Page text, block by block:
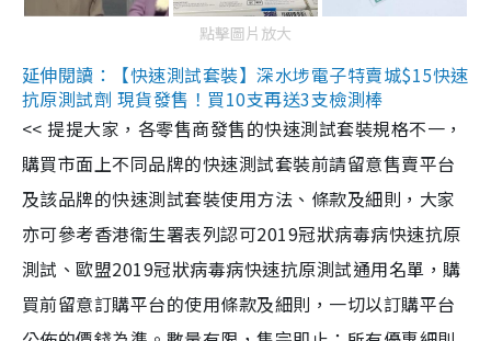
點擊圖片放大
延伸閱讀：【快速測試套裝】深水埗電子特賣城$15快速
抗原測試劑 現貨發售！買10支再送3支檢測棒
<< 提提大家，各零售商發售的快速測試套裝規格不一，
購買市面上不同品牌的快速測試套裝前請留意售賣平台
及該品牌的快速測試套裝使用方法、條款及細則，大家
亦可參考香港衞生署表列認可2019冠狀病毒病快速抗原
測試、歐盟2019冠狀病毒病快速抗原測試通用名單，購
買前留意訂購平台的使用條款及細則，一切以訂購平台